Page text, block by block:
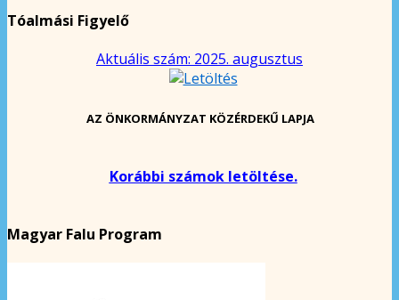
Tóalmási Figyelő
Aktuális szám: 2025. augusztus
AZ ÖNKORMÁNYZAT KÖZÉRDEKŰ LAPJA
Korábbi számok letöltése.
Magyar Falu Program